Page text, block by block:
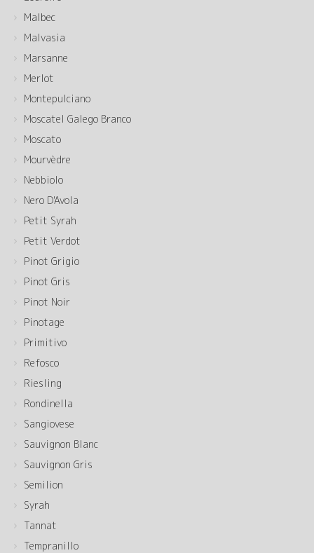
Malbec
Malvasia
Marsanne
Merlot
Montepulciano
Moscatel Galego Branco
Moscato
Mourvèdre
Nebbiolo
Nero D'Avola
Petit Syrah
Petit Verdot
Pinot Grigio
Pinot Gris
Pinot Noir
Pinotage
Primitivo
Refosco
Riesling
Rondinella
Sangiovese
Sauvignon Blanc
Sauvignon Gris
Semilion
Syrah
Tannat
Tempranillo